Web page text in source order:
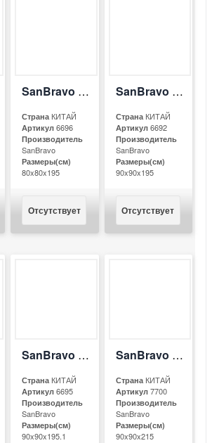
SanBravo SB-E813
Страна КИТАЙ
Артикул 6696
Производитель
SanBravo
Размеры(см)
80x80x195
Отсутствует
SanBravo SB-E911
СтранаКИТАЙ
Артикул6692
Производитель
SanBravo
Размеры(см)
90x90x195
Отсутствует
SanBravo SB-E923
СтранаКИТАЙ
Артикул 6695
Производитель
SanBravo
Размеры(см)
90x90x195.1
SanBravo SB-W923
СтранаКИТАЙ
Артикул7700
Производитель
SanBravo
Размеры(см)
90x90x215